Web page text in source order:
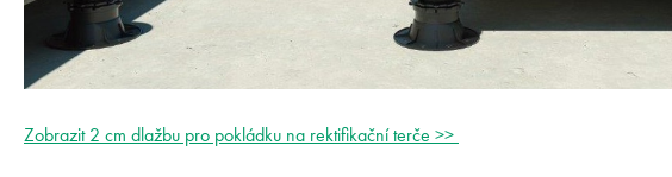
Zobrazit 2 cm dlažbu pro pokládku na rektifikační terče >>